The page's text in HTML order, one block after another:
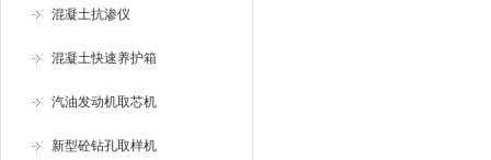
混凝土抗渗仪
混凝土快速养护箱
汽油发动机取芯机
新型砼钻孔取样机